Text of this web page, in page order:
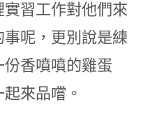
習工作對他們來
呢，更別說是練
香噴噴的雞蛋
來品嚐。